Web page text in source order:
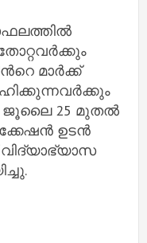
മാര്‍ക്ക്
ജൂലൈ 25 മുതല്‍
ഉടന്‍